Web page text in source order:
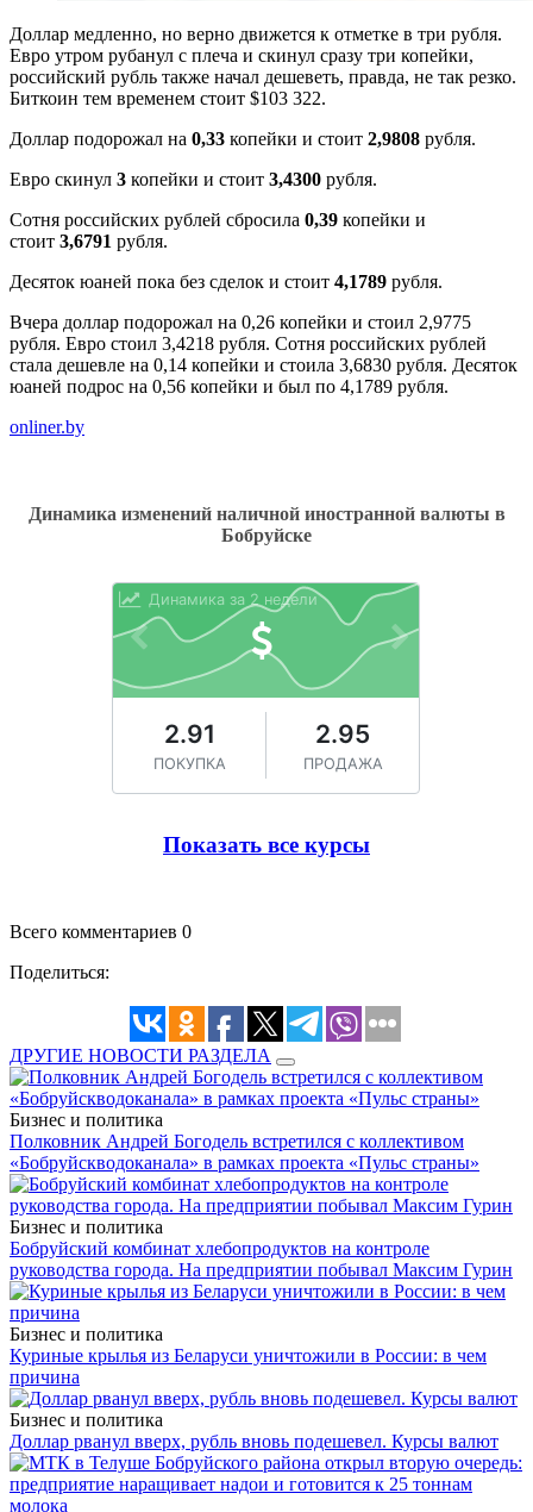
Доллар медленно, но верно движется к отметке в три рубля.
Евро утром рубанул с плеча и скинул сразу три копейки,
российский рубль также начал дешеветь, правда, не так резко.
Биткоин тем временем стоит $103 322.
Доллар подорожал на 0,33 копейки и стоит 2,9808 рубля.
Евро скинул 3 копейки и стоит 3,4300 рубля.
Сотня российских рублей сбросила 0,39 копейки и
стоит 3,6791 рубля.
Десяток юаней пока без сделок и стоит 4,1789 рубля.
Вчера доллар подорожал на 0,26 копейки и стоил 2,9775
рубля. Евро стоил 3,4218 рубля. Сотня российских рублей
стала дешевле на 0,14 копейки и стоила 3,6830 рубля. Десяток
юаней подрос на 0,56 копейки и был по 4,1789 рубля.
onliner.by
Динамика изменений наличной иностранной валюты в
Бобруйске
Показать все курсы
Всего комментариев 0
Поделиться:
ДРУГИЕ НОВОСТИ РАЗДЕЛА
Бизнес и политика
Полковник Андрей Богодель встретился с коллективом
«Бобруйскводоканала» в рамках проекта «Пульс страны»
Бизнес и политика
Бобруйский комбинат хлебопродуктов на контроле
руководства города. На предприятии побывал Максим Гурин
Бизнес и политика
Куриные крылья из Беларуси уничтожили в России: в чем
причина
Бизнес и политика
Доллар рванул вверх, рубль вновь подешевел. Курсы валют